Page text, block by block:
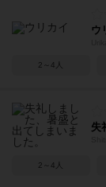
ウ
2～4人
失
2～4人